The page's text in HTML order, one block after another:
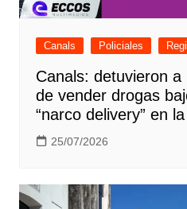
Canals Policiales
Canals: detuvieron
de vender drogas
“narco delivery” en
25/07/2026